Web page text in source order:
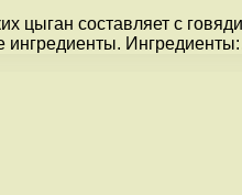
цыган составляет с
ингредиенты.